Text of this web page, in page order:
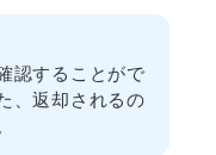
認することがで
、返却されるの